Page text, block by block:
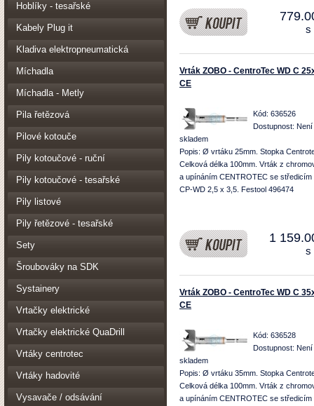
Hoblíky - tesařské
Kabely Plug it
Kladiva elektropneumatická
Míchadla
Míchadla - Metly
Pila řetězová
Pilové kotouče
Pily kotoučové - ruční
Pily kotoučové - tesařské
Pily listové
Pily řetězové - tesařské
Sety
Šroubováky na SDK
Systainery
Vrtačky elektrické
Vrtačky elektrické QuaDrill
Vrtáky centrotec
Vrtáky hadovité
Vysavače / odsávání
s
Vrták ZOBO - CentroTec WD C
CE
Kód: 636526
Dostupnost: Není
skladem
Popis: Ø vrtáku 25mm. Stopka
Celková délka 100mm. Vrták z
a upínáním CENTROTEC se středicím
CP-WD 2,5 x 3,5. Festool 496474
1
s
Vrták ZOBO - CentroTec WD C
CE
Kód: 636528
Dostupnost: Není
skladem
Popis: Ø vrtáku 35mm. Stopka
Celková délka 100mm. Vrták z
a upínáním CENTROTEC se středicím